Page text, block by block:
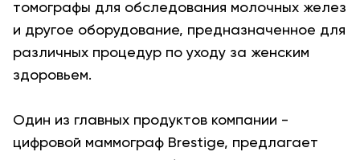
томографы для обследования молочных желез
и другое оборудование, предназначенное для
различных процедур по уходу за женским
здоровьем.
Один из главных продуктов компании -
цифровой маммограф Brestige, предлагает